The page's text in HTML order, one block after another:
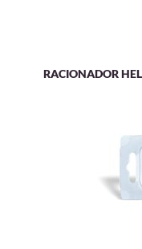
RACIONADOR